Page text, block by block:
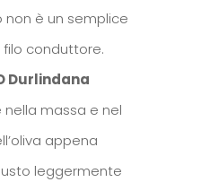
non è un semplice
conduttore.
Durlindana
massa e nel
appena
leggermente